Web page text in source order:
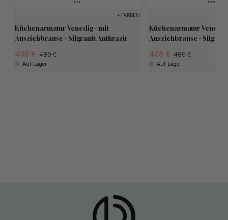
+ FARBEN
Küchenarmatur Venedig - mit
Ausziehbrause - Silgranit Anthrazit
408 480
Auf Lager
Küchenarmatur
Ausziehbrause -
408 480
Auf Lager